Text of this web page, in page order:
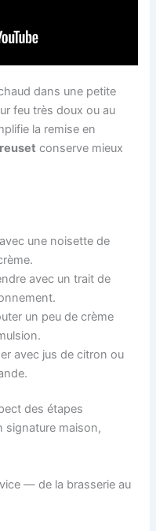
dans une petite
feu très doux ou au
la remise en
conserve mieux
une noisette de
avec un trait de
un peu de crème
avec jus de citron ou
des étapes
signature maison,
— de la brasserie au